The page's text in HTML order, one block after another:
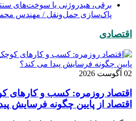
برقی، هیدروژنی یا سوخت‌های
پاک‌سازی حمل‌ونقل / مهندس
اقتصادی
02 آگوست 2026
اقتصاد روزمره: کسب‌ و کارهای
اقتصاد از پایین چگونه فرسایش